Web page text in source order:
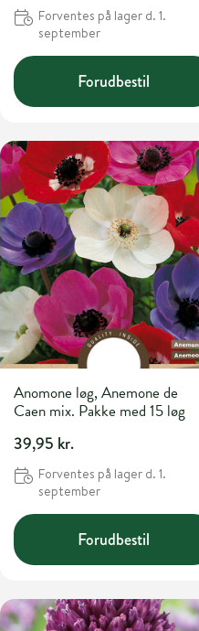
Forventes på lager d. 1.
september
Forudbestil
Anomone løg, Anemone de
Caen mix. Pakke med 15 løg
39,95 kr.
Forventes på lager d. 1.
september
Forudbestil